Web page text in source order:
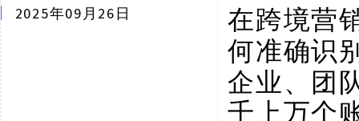
2025年09月26日 在跨境营
何准确识
企业、团
千上万个